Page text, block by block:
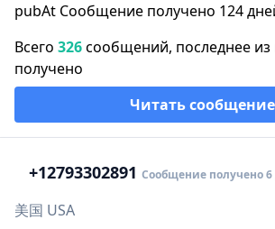
pubAt Сообщение получено 124
Всего 326сообщений, последнее
получено
Читать сообщение
+12793302891 Сообщение получено
美国 USA